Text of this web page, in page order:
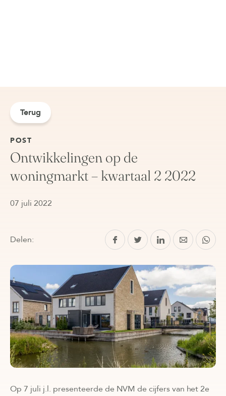
Terug
POST
Ontwikkelingen op de
woningmarkt – kwartaal 2 2022
07 juli 2022
Delen:
Op 7 juli j.l. presenteerde de NVM de cijfers van het 2e